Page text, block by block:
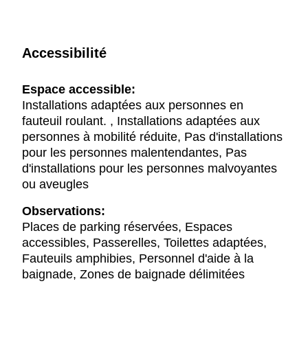
Accessibilité
Espace accessible:
Installations adaptées aux personnes en
fauteuil roulant. , Installations adaptées aux
personnes à mobilité réduite, Pas d'installations
pour les personnes malentendantes, Pas
d'installations pour les personnes malvoyantes
ou aveugles
Observations:
Places de parking réservées, Espaces
accessibles, Passerelles, Toilettes adaptées,
Fauteuils amphibies, Personnel d'aide à la
baignade, Zones de baignade délimitées